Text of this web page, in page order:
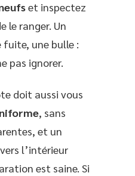
et inspectez
le ranger. Un
fuite, une bulle :
pas ignorer.
doit aussi vous
, sans
et un
l’intérieur
est saine. Si